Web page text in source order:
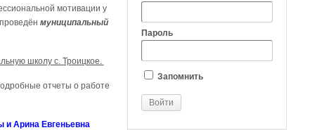
мотивации у
муниципальный
школу с. Троицкое.
отчеты о работе
Арина Евгеньевна
Пароль
Запомнить